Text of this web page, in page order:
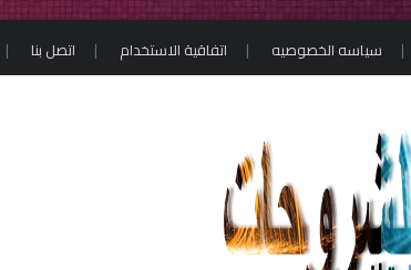
سياسه الخصوصيه اتفاقية الاستخدام اتصل بنا